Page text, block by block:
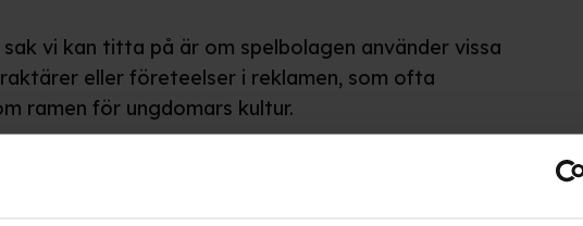
sak vi kan titta på är om spelbolagen använder vissa
eller företeelser i reklamen, som ofta
ramen för ungdomars kultur.